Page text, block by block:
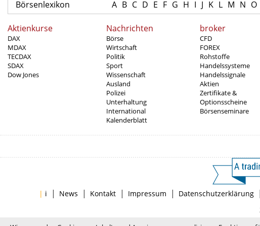
Börsenlexikon A B C D E F G H I J K L M N O
Aktienkurse
DAX
MDAX
TECDAX
SDAX
Dow Jones
Nachrichten
Börse
Wirtschaft
Politik
Sport
Wissenschaft
Ausland
Polizei
Unterhaltung
International
Kalenderblatt
broker
CFD
FOREX
Rohstoffe
Handelssysteme
Handelssignale
Aktien
Zertifikate &
Optionsscheine
Börsenseminare
| i | News | Kontakt | Impressum | Datenschutzerklärung |